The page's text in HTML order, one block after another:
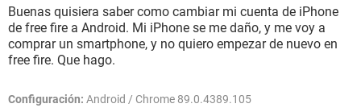
Buenas quisiera saber como cambiar mi cuenta de iPhone
de free fire a Android. Mi iPhone se me daño, y me voy a
comprar un smartphone, y no quiero empezar de nuevo en
free fire. Que hago.
Configuración: Android / Chrome 89.0.4389.105